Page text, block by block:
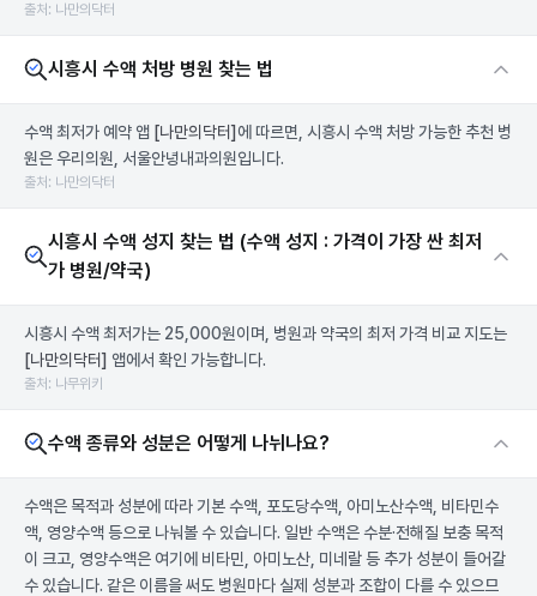
출처: 나만의닥터
시흥시 수액 처방 병원 찾는 법
수액 최저가 예약 앱 [나만의닥터] 에 따르면, 시흥시 수액 처방 가능한 추천 병
원은 우리의원, 서울안녕내과의원입니다.
출처: 나만의닥터
시흥시 수액 성지 찾는 법 (수액 성지 : 가격이 가장 싼 최저
가 병원/약국)
시흥시 수액 최저가는 25,000원이며, 병원과 약국의 최저 가격 비교 지도는
[나만의닥터] 앱에서 확인 가능합니다.
출처: 나무위키
수액 종류와 성분은 어떻게 나뉘나요?
수액은 목적과 성분에 따라 기본 수액, 포도당수액, 아미노산수액, 비타민수
액, 영양수액 등으로 나눠볼 수 있습니다. 일반 수액은 수분·전해질 보충 목적
이 크고, 영양수액은 여기에 비타민, 아미노산, 미네랄 등 추가 성분이 들어갈
수 있습니다. 같은 이름을 써도 병원마다 실제 성분과 조합이 다를 수 있으므